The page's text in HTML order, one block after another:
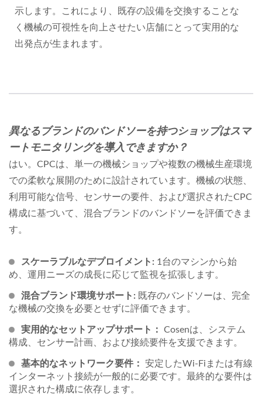
示します。これにより、既存の設備を交換することな
く機械の可視性を向上させたい店舗にとって実用的な
出発点が生まれます。
異なるブランドのバンドソーを持つショップはスマ
ートモニタリングを導入できますか？
はい。CPCは、単一の機械ショップや複数の機械生産環境
での柔軟な展開のために設計されています。機械の状態、
利用可能な信号、センサーの要件、および選択されたCPC
構成に基づいて、混合ブランドのバンドソーを評価できま
す。
スケーラブルなデプロイメント: 1台のマシンから始
め、運用ニーズの成長に応じて監視を拡張します。
混合ブランド環境サポート: 既存のバンドソーは、完全
な機械の交換を必要とせずに評価できます。
実用的なセットアップサポート：
Cosenは、システム
構成、センサー計画、および接続要件を支援できます。
基本的なネットワーク要件：
安定したWi-Fiまたは有線
インターネット接続が一般的に必要です。最終的な要件は
選択された構成に依存します。